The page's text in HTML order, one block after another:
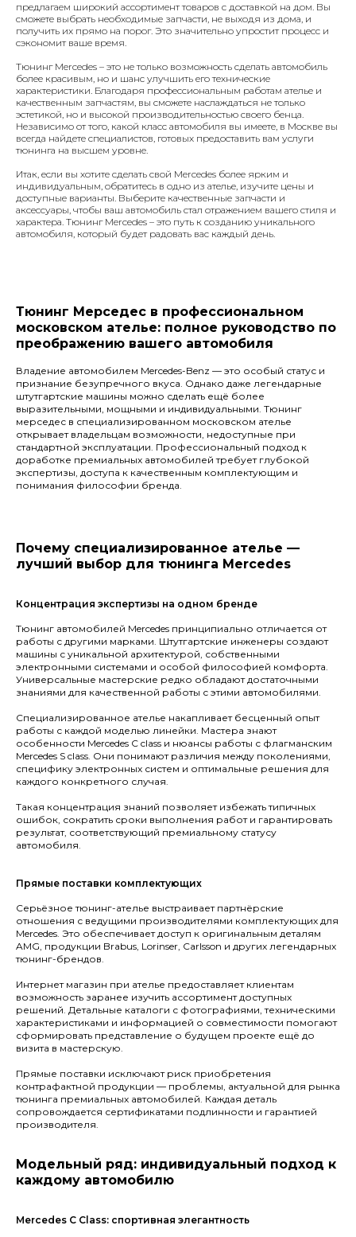
предлагаем широкий ассортимент товаров с доставкой на дом. Вы
сможете выбрать необходимые запчасти, не выходя из дома, и
получить их прямо на порог. Это значительно упростит процесс и
сэкономит ваше время.
Тюнинг Mercedes – это не только возможность сделать автомобиль
более красивым, но и шанс улучшить его технические
характеристики. Благодаря профессиональным работам ателье и
качественным запчастям, вы сможете наслаждаться не только
эстетикой, но и высокой производительностью своего бенца.
Независимо от того, какой класс автомобиля вы имеете, в Москве вы
всегда найдете специалистов, готовых предоставить вам услуги
тюнинга на высшем уровне.
Итак, если вы хотите сделать свой Mercedes более ярким и
индивидуальным, обратитесь в одно из ателье, изучите цены и
доступные варианты. Выберите качественные запчасти и
аксессуары, чтобы ваш автомобиль стал отражением вашего стиля и
характера. Тюнинг Mercedes – это путь к созданию уникального
автомобиля, который будет радовать вас каждый день.
Тюнинг Мерседес в профессиональном
московском ателье: полное руководство по
преображению вашего автомобиля
Владение автомобилем Mercedes-Benz — это особый статус и
признание безупречного вкуса. Однако даже легендарные
штутгартские машины можно сделать ещё более
выразительными, мощными и индивидуальными. Тюнинг
мерседес в специализированном московском ателье
открывает владельцам возможности, недоступные при
стандартной эксплуатации. Профессиональный подход к
доработке премиальных автомобилей требует глубокой
экспертизы, доступа к качественным комплектующим и
понимания философии бренда.
Почему специализированное ателье —
лучший выбор для тюнинга Mercedes
Концентрация экспертизы на одном бренде
Тюнинг автомобилей Mercedes принципиально отличается от
работы с другими марками. Штутгартские инженеры создают
машины с уникальной архитектурой, собственными
электронными системами и особой философией комфорта.
Универсальные мастерские редко обладают достаточными
знаниями для качественной работы с этими автомобилями.
Специализированное ателье накапливает бесценный опыт
работы с каждой моделью линейки. Мастера знают
особенности Mercedes C class и нюансы работы с флагманским
Mercedes S class. Они понимают различия между поколениями,
специфику электронных систем и оптимальные решения для
каждого конкретного случая.
Такая концентрация знаний позволяет избежать типичных
ошибок, сократить сроки выполнения работ и гарантировать
результат, соответствующий премиальному статусу
автомобиля.
Прямые поставки комплектующих
Серьёзное тюнинг-ателье выстраивает партнёрские
отношения с ведущими производителями комплектующих для
Mercedes. Это обеспечивает доступ к оригинальным деталям
AMG, продукции Brabus, Lorinser, Carlsson и других легендарных
тюнинг-брендов.
Интернет магазин при ателье предоставляет клиентам
возможность заранее изучить ассортимент доступных
решений. Детальные каталоги с фотографиями, техническими
характеристиками и информацией о совместимости помогают
сформировать представление о будущем проекте ещё до
визита в мастерскую.
Прямые поставки исключают риск приобретения
контрафактной продукции — проблемы, актуальной для рынка
тюнинга премиальных автомобилей. Каждая деталь
сопровождается сертификатами подлинности и гарантией
производителя.
Модельный ряд: индивидуальный подход к
каждому автомобилю
Mercedes C Class: спортивная элегантность